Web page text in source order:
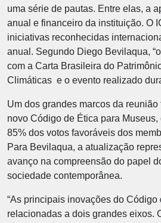
uma série de pautas. Entre elas, a
anual e financeiro da instituição. O
iniciativas reconhecidas
anual. Segundo Diego Bevilaqua,
com a Carta Brasileira do
Climáticas e o evento realizado
Um dos grandes marcos da
novo Código de Ética para
85% dos votos favoráveis dos
Para Bevilaqua, a atualização
avanço na compreensão do papel
sociedade contemporânea.
“As principais inovações do Código
relacionadas a dois grandes eixos.